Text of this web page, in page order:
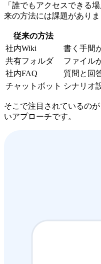
「誰でもアクセスできる
来の方法には課題がありま
従来の方法
社内Wiki
書く手間
共有フォルダ
ファイル
社内FAQ
質問と回
チャットボット シナリオ
そこで注目されているのが
いアプローチです。